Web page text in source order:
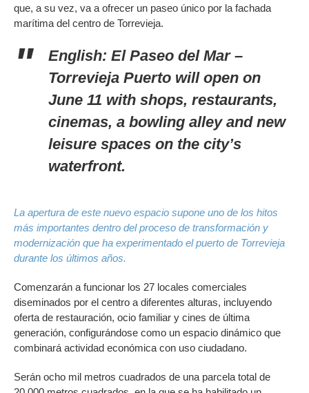
que, a su vez, va a ofrecer un paseo único por la fachada
marítima del centro de Torrevieja.
English: El Paseo del Mar –
Torrevieja Puerto will open on
June 11 with shops, restaurants,
cinemas, a bowling alley and new
leisure spaces on the city’s
waterfront.
La apertura de este nuevo espacio supone uno de los hitos
más importantes dentro del proceso de transformación y
modernización que ha experimentado el puerto de Torrevieja
durante los últimos años.
Comenzarán a funcionar los 27 locales comerciales
diseminados por el centro a diferentes alturas, incluyendo
oferta de restauración, ocio familiar y cines de última
generación, configurándose como un espacio dinámico que
combinará actividad económica con uso ciudadano.
Serán ocho mil metros cuadrados de una parcela total de